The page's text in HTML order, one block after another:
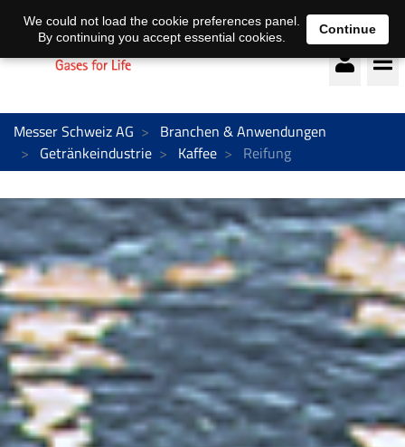
Deutsch français
Messer Schweiz AG
Branchen & Anwendungen
Getränkeindustrie
Kaffee Reifung
We could not load the cookie preferences panel.
By continuing you accept essential cookies.
Continue